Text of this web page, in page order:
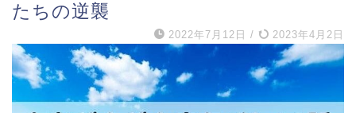
たちの逆襲
2022年7月12日 / 2023年4月2日